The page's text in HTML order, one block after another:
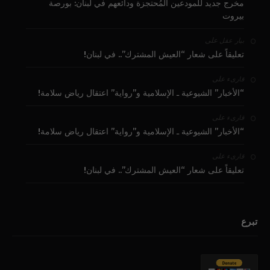
مخرج جديد للمودعين المُحتجزة ودائعهم في لبنان: بورصة
بيروت
بيار عقل على
تعليقاً على شعار “العيش المشترك”.. في لبنان!
قارىء على
“الأخبار” الشيوعية ـ الإسلامية و”رواية” اعتقال رياض سلامة!
قارىء على
“الأخبار” الشيوعية ـ الإسلامية و”رواية” اعتقال رياض سلامة!
قارىء على
تعليقاً على شعار “العيش المشترك”.. في لبنان!
تبرع